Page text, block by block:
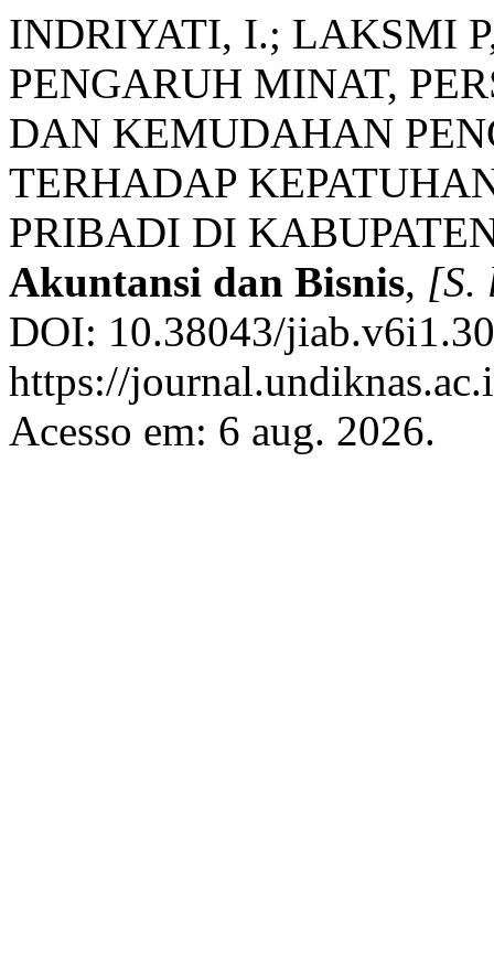
INDRIYATI, I.; LAKSMI
PENGARUH MINAT,
DAN KEMUDAHAN
TERHADAP
PRIBADI DI
Akuntansi dan Bisnis, [S.
DOI: 10.38043/
https://
Acesso em: 6 aug. 2026.